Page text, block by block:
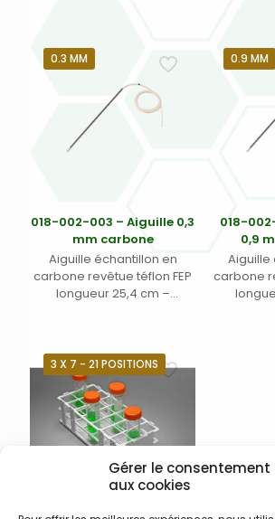
Gérer le consentement
aux cookies
0.3 MM
018-002-003 – Aiguille 0,3
mm carbone
Aiguille échantillon en
carbone revêtue téflon FEP
longueur 25,4 cm –
longueur 2,74 m – pour
passeurs automatiques
Teledyne Labs (Cetac)
toutes versions – prévoir kit
de connexion 018-002-009
si nécessaire
0.9 MM
018-
0,9
Aiguille
carbone
3 X 7 - 21 POSITIONS